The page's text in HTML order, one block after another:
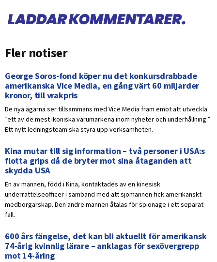
Fler notiser
George Soros-fond köper nu det konkursdrabbade
amerikanska Vice Media, en gång värt 60 miljarder
kronor, till vrakpris
De nya ägarna ser tillsammans med Vice Media fram emot att utveckla
”ett av de mest ikoniska varumärkena inom nyheter och underhållning.”
Ett nytt ledningsteam ska styra upp verksamheten.
Kina mutar till sig information – två personer i USA:s
flotta grips då de bryter mot sina åtaganden att
skydda USA
En av männen, född i Kina, kontaktades av en kinesisk
underrättelseofficer i samband med att sjömannen fick amerikanskt
medborgarskap. Den andre mannen åtalas för spionage i ett separat
fall.
600 års fängelse, det kan bli aktuellt för amerikansk
74-årig kvinnlig lärare – anklagas för sexövergrepp
mot 14-åring